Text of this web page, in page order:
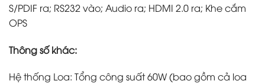
S/PDIF ra; RS232 vào; Audio ra; HDMI 2.0 ra; Khe cắm
OPS
Thông số khác:
Hệ thống Loa: Tổng công suất 60W (bao gồm cả loa